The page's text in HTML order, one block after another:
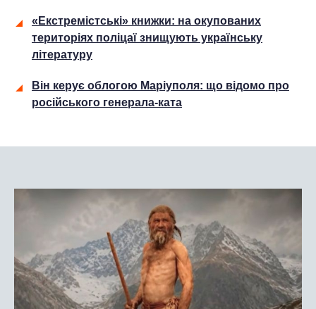
«Екстремістські» книжки: на окупованих
територіях поліцаї знищують українську
літературу
Він керує облогою Маріуполя: що відомо про
російського генерала-ката